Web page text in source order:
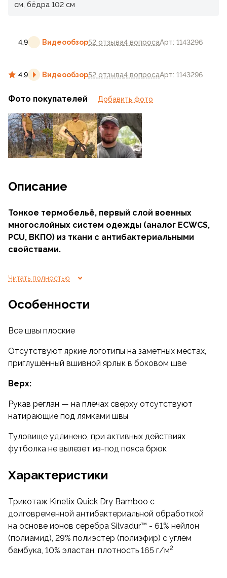
4,9 Видеообзор52 отзыва4 вопросаАрт: 1143296
4,9 Видеообзор52 отзыва4 вопросаАрт: 1143296
см, бёдра 102 см
Фото покупателей Добавить фото
Описание
Тонкое термобельё, первый слой военных
многослойных систем одежды (аналог ECWCS,
PCU, ВКПО) из ткани с антибактериальными
свойствами.
Конструктивно и по материалу является
защитном однотонном или камуфлированном
исполнении и с приглушённым логотипом.
профессионалам, так и туристам. Выпускается
такжес коротким рукавом.
Читать полностью
Особенности
Все швы плоские
Отсутствуют яркие логотипы на заметных местах,
приглушённый вшивной ярлык в боковом шве
Верх:
Рукав реглан — на плечах сверху отсутствуют
натирающие под лямками швы
Туловище удлинено, при активных действиях
футболка не вылезет из-под пояса брюк
Характеристики
Трикотаж Kinetix Quick Dry Bamboo с
долговременной антибактериальной обработкой
на основе ионов серебра Silvadur™ - 61% нейлон
(полиамид), 29% полиэстер (полиэфир) с углём
бамбука, 10% эластан, плотность 165 г/м2